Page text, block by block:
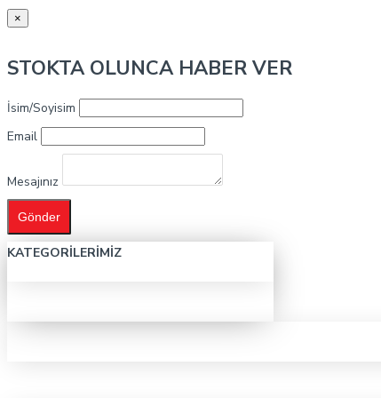
×
STOKTA OLUNCA HABER VER
İsim/Soyisim
Email
Mesajınız
Gönder
KATEGORILERIMIZ